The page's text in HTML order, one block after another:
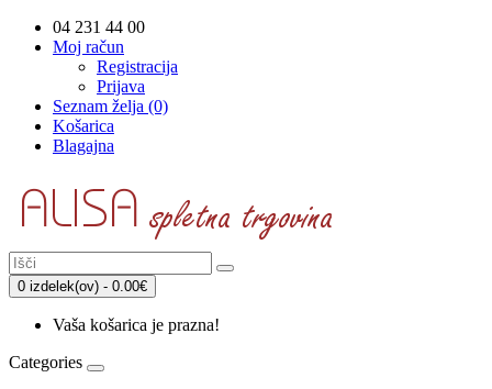
04 231 44 00
Moj račun
Registracija
Prijava
Seznam želja (0)
Košarica
Blagajna
0 izdelek(ov) - 0.00€
Vaša košarica je prazna!
Categories